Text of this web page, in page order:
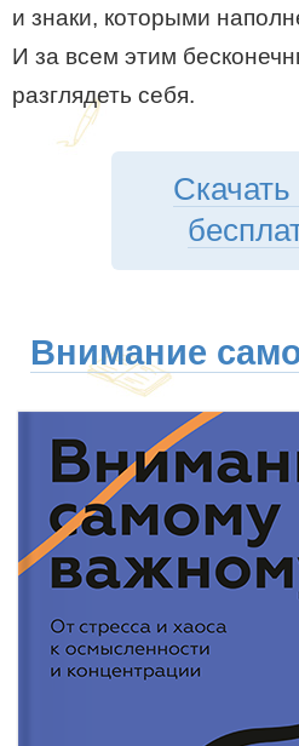
и знаки, которыми
И за всем этим
разглядеть себя.
Скачать
Внимание